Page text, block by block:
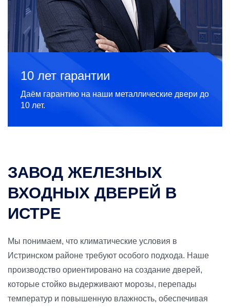
10 лет гарантии
Даём гарантию на наши металлические двери до
10 лет.
ЗАВОД ЖЕЛЕЗНЫХ
ВХОДНЫХ ДВЕРЕЙ В
ИСТРЕ
Мы понимаем, что климатические условия в
Истринском районе требуют особого подхода. Наше
производство ориентировано на создание дверей,
которые стойко выдерживают морозы, перепады
температур и повышенную влажность, обеспечивая